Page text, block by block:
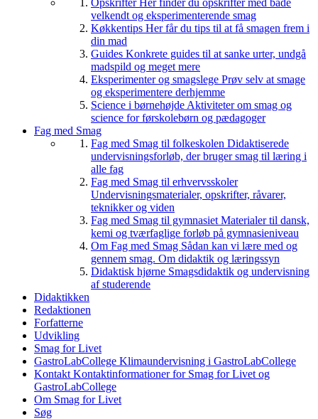
OpskrifterHer finder du opskrifter med både
velkendt og eksperimenterende smag
Køkkentips Her får du tips til at få smagen frem i
din mad
Guides Konkrete guides til at sanke urter, undgå
madspild og meget mere
Eksperimenter og smagslege Prøv selv at smage
og eksperimentere derhjemme
Science i børnehøjde Aktiviteter om smag og
science for førskolebørn og pædagoger
Fag med Smag
Fag med Smag til folkeskolen Didaktiserede
undervisningsforløb, der bruger smag til læring i
alle fag
Fag med Smag til erhvervsskoler
Undervisningsmaterialer, opskrifter, råvarer,
teknikker og viden
Fag med Smag til gymnasiet Materialer til dansk,
kemi og tværfaglige forløb på gymnasieniveau
Om Fag med Smag Sådan kan vi lære med og
gennem smag. Om didaktik og læringssyn
Didaktisk hjørne Smagsdidaktik og undervisning
af studerende
Didaktikken
Redaktionen
Forfatterne
Udvikling
Smag for Livet
GastroLabCollege Klimaundervisning i GastroLabCollege
Kontakt Kontaktinformationer for Smag for Livet og
GastroLabCollege
Om Smag for Livet
Søg